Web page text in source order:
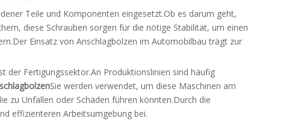
Teile und Komponenten eingesetzt.Ob es darum geht,
diese Schrauben sorgen für die nötige Stabilität, um einen
Einsatz von Anschlagbolzen im Automobilbau trägt zur
der Fertigungssektor.An Produktionslinien sind häufig
Sie werden verwendet, um diese Maschinen am
zu Unfällen oder Schäden führen könnten.Durch die
effizienteren Arbeitsumgebung bei.